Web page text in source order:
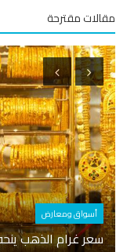
مقترحة
أسواق ومعارض
سعر غرام الذهب ينحفض 2100 ليرة خلال يوم واحد